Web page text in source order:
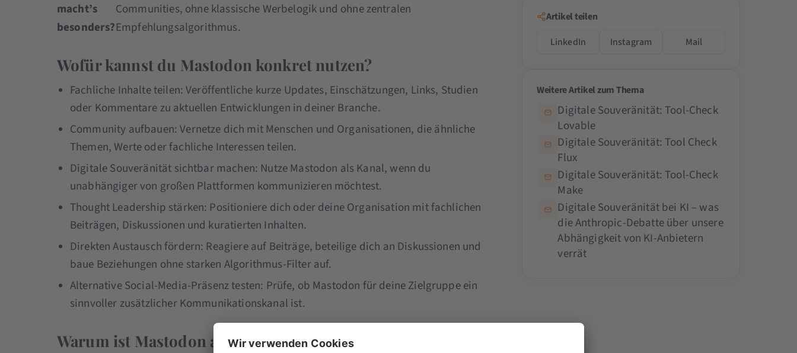
macht’s
besonders?
Communities, ohne klassische Werbelogik und ohne zentralen
Empfehlungsalgorithmus.
Wofür kannst du Mastodon konkret nutzen?
Fachliche Inhalte teilen: Veröffentliche kurze Updates, Einschätzungen, Links, Studien
oder Kommentare zu aktuellen Entwicklungen in deiner Branche.
Community aufbauen: Vernetze dich mit Menschen und Organisationen, die ähnliche
Themen, Werte oder fachliche Interessen teilen.
Digitale Souveränität sichtbar machen: Nutze Mastodon als Kanal, wenn du
unabhängiger von großen Plattformen kommunizieren möchtest.
Thought Leadership stärken: Positioniere dich oder deine Organisation mit fachlichen
Beiträgen, Diskussionen und kuratierten Inhalten.
Direkten Austausch fördern: Reagiere auf Beiträge, beteilige dich an Diskussionen und
baue Beziehungen ohne starken Algorithmus-Filter auf.
Alternative Social-Media-Präsenz testen: Prüfe, ob Mastodon für deine Zielgruppe ein
sinnvoller zusätzlicher Kommunikationskanal ist.
Warum ist Mastodon aus europäischer Sicht relevant?
Artikel teilen
LinkedIn
Instagram Mail
Weitere Artikel zum Thema
Digitale Souveränität: Tool-Check
Lovable
Digitale Souveränität: Tool Check
Flux
Digitale Souveränität: Tool-Check
Make
Digitale Souveränität bei KI – was
die Anthropic-Debatte über unsere
Abhängigkeit von KI-Anbietern
verrät